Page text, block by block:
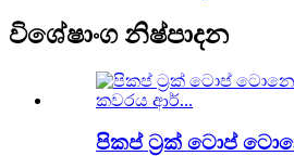
විශේෂාංග නිෂ්පාදන
පිකප් ට්‍රක් ටොප්